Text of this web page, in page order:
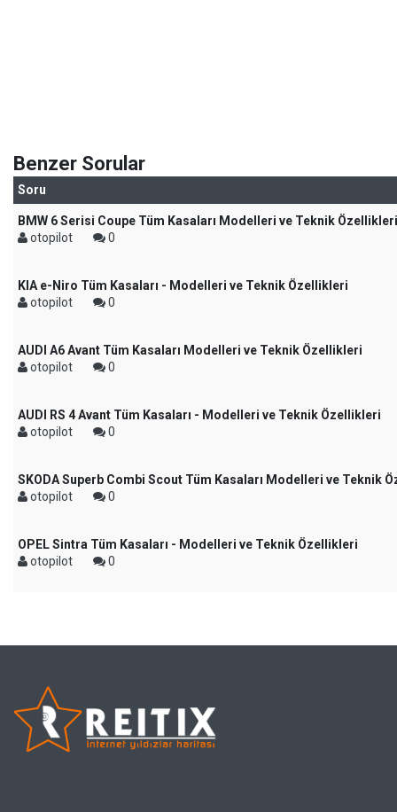
Benzer Sorular
Soru
BMW 6 Serisi Coupe Tüm Kasaları Modelleri ve Teknik Özellikleri
otopilot
0
KIA e-Niro Tüm Kasaları - Modelleri ve Teknik Özellikleri
otopilot
0
AUDI A6 Avant Tüm Kasaları Modelleri ve Teknik Özellikleri
otopilot
0
AUDI RS 4 Avant Tüm Kasaları - Modelleri ve Teknik Özellikleri
otopilot
0
SKODA Superb Combi Scout Tüm Kasaları Modelleri ve Teknik
otopilot
0
OPEL Sintra Tüm Kasaları - Modelleri ve Teknik Özellikleri
otopilot
0